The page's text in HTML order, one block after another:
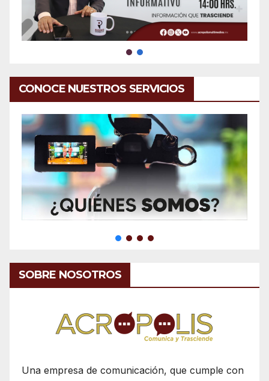
CONOCE NUESTROS SERVICIOS
SOBRE NOSOTROS
Una empresa de comunicación, que cumple con